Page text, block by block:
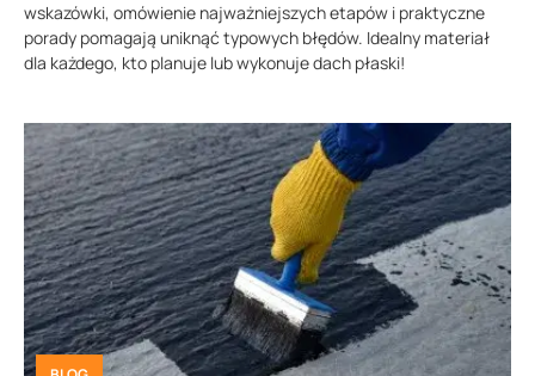
wskazówki, omówienie najważniejszych etapów i praktyczne
porady pomagają uniknąć typowych błędów. Idealny materiał
dla każdego, kto planuje lub wykonuje dach płaski!